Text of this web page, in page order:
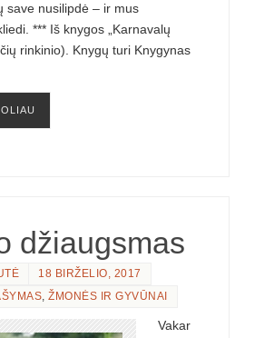
save nusilipdė – ir mus
*** Iš knygos „Karnavalų
rinkinio). Knygų turi Knygynas
džiaugsmas
18 BIRŽELIO, 2017
,ŽMONĖS IR GYVŪNAI
Vakar